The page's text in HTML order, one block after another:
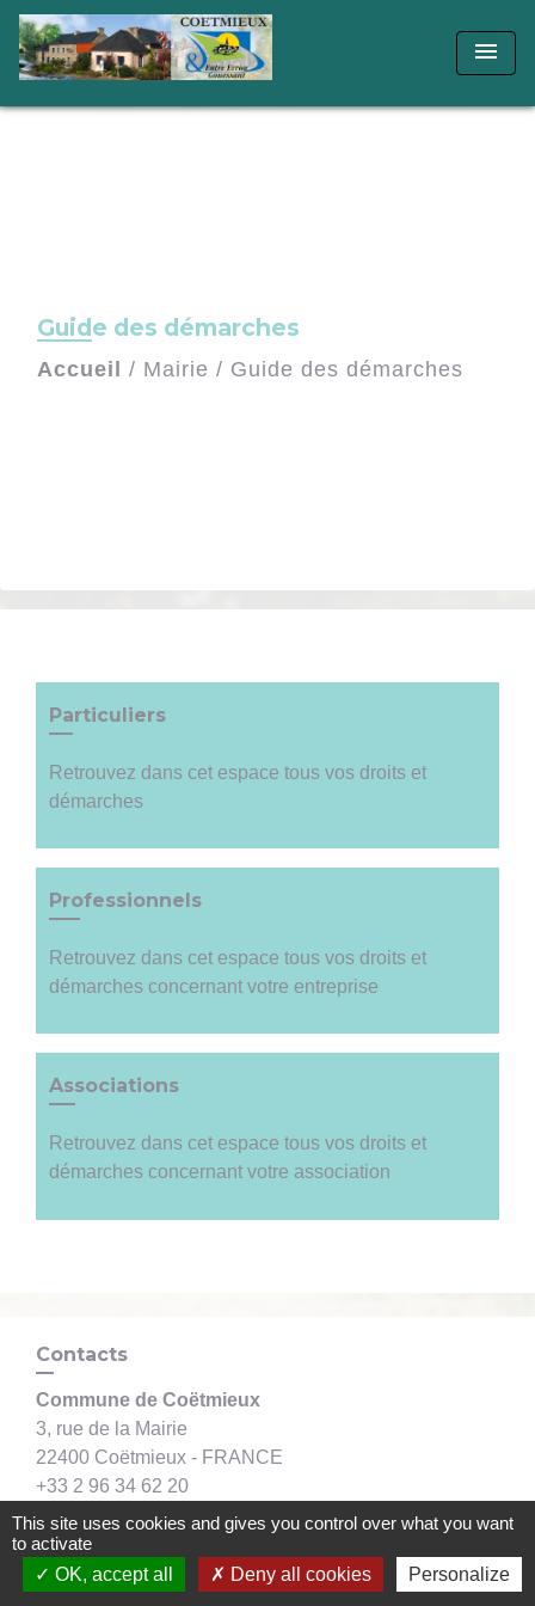
menu
Guide des démarches
Accueil / Mairie / Guide des démarches
Particuliers
Retrouvez dans cet espace tous vos droits et
démarches
Professionnels
Retrouvez dans cet espace tous vos droits et
démarches concernant votre entreprise
Associations
Retrouvez dans cet espace tous vos droits et
démarches concernant votre association
Contacts
Commune de Coëtmieux
3, rue de la Mairie
22400 Coëtmieux - FRANCE
+33 2 96 34 62 20
Contact par formulaire
This site uses cookies and gives you control over what you want
to activate
OK, accept all
Deny all cookies Personalize